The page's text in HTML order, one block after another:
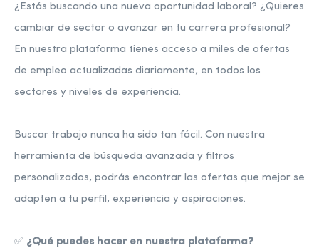
¿Estás buscando una nueva oportunidad laboral? ¿Quieres
cambiar de sector o avanzar en tu carrera profesional?
En nuestra plataforma tienes acceso a miles de ofertas
de empleo actualizadas diariamente, en todos los
sectores y niveles de experiencia.
Buscar trabajo nunca ha sido tan fácil. Con nuestra
herramienta de búsqueda avanzada y filtros
personalizados, podrás encontrar las ofertas que mejor se
adapten a tu perfil, experiencia y aspiraciones.
✅ ¿Qué puedes hacer en nuestra plataforma?